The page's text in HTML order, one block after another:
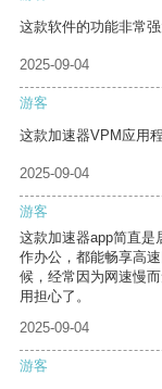
这款软件的功能非常
2025-09-04
游客
这款加速器VPM应用
2025-09-04
游客
这款加速器app简直是
作办公，都能畅享高
候，经常因为网速慢
用担心了。
2025-09-04
游客